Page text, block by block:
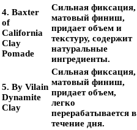
4. Baxter
of
California
Clay
Pomade
Сильная фиксация,
матовый финиш,
придает объем и
текстуру, содержит
натуральные
ингредиенты.
5. By Vilain
Dynamite
Clay
Сильная фиксация,
матовый финиш,
придает объем,
легко
перерабатывается в
течение дня.